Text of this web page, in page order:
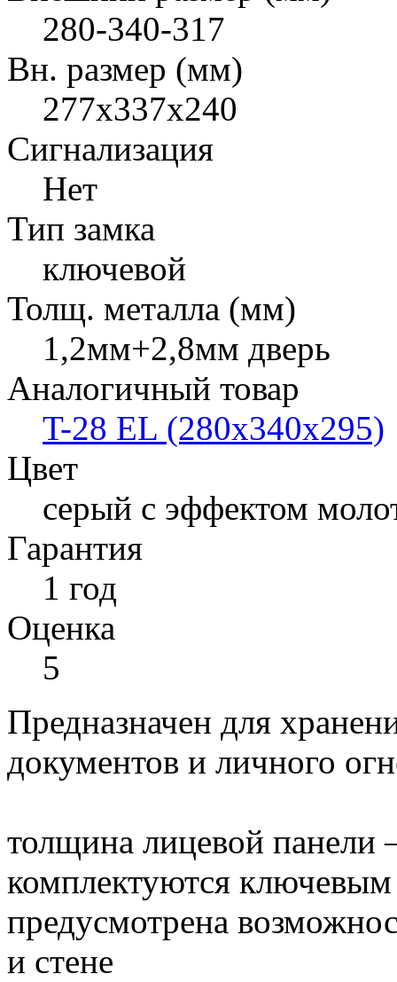
280-340-317
Вн. размер (мм)
277x337x240
Сигнализация
Нет
Тип замка
ключевой
Толщ. металла (мм)
1,2мм+2,8мм дверь
Аналогичный товар
T-28 EL (280x340x295)
Цвет
серый с эффектом
Гарантия
1 год
Оценка
5
Предназначен для
документов и личного
толщина лицевой панели
комплектуются
предусмотрена
и стене